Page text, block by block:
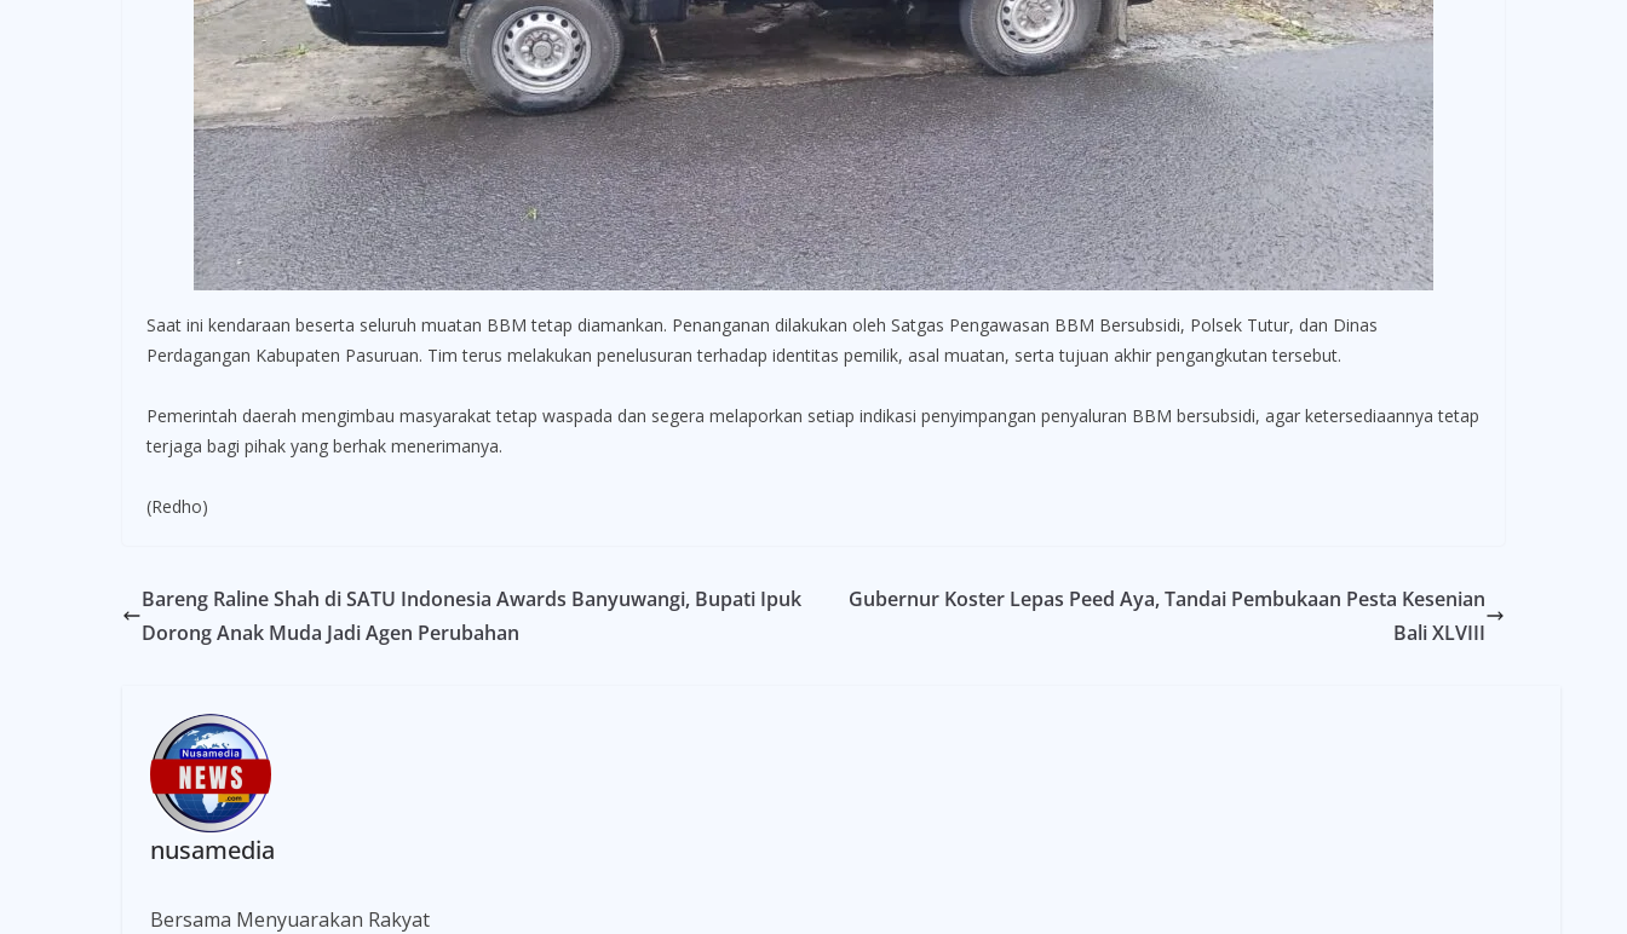
Saat ini kendaraan beserta seluruh muatan BBM tetap diamankan. Penanganan dilakukan oleh Satgas Pengawasan BBM Bersubsidi, Polsek Tutur, dan Dinas
Perdagangan Kabupaten Pasuruan. Tim terus melakukan penelusuran terhadap identitas pemilik, asal muatan, serta tujuan akhir pengangkutan tersebut.
Pemerintah daerah mengimbau masyarakat tetap waspada dan segera melaporkan setiap indikasi penyimpangan penyaluran BBM bersubsidi, agar ketersediaannya tetap
terjaga bagi pihak yang berhak menerimanya.
(Redho)
Bareng Raline Shah di SATU Indonesia Awards Banyuwangi, Bupati Ipuk
Dorong Anak Muda Jadi Agen Perubahan
Gubernur Koster Lepas Peed Aya, Tandai Pembukaan Pesta Kesenian
Bali XLVIII
nusamedia
Bersama Menyuarakan Rakyat